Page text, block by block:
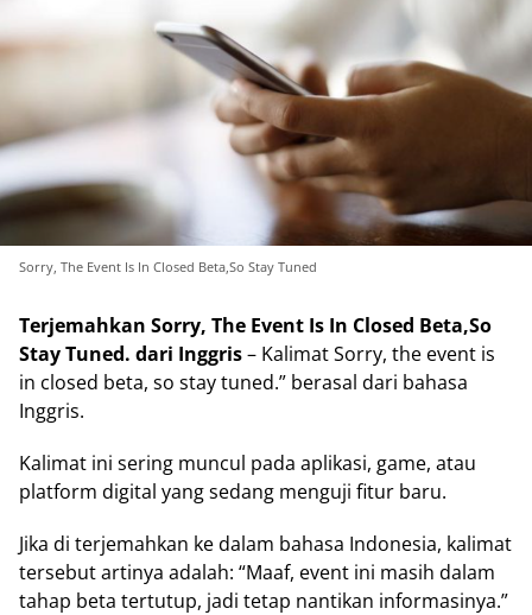
Sorry, The Event Is In Closed Beta,So Stay Tuned
Terjemahkan Sorry, The Event Is In Closed Beta,So
Stay Tuned. dari Inggris– Kalimat Sorry, the event is
in closed beta, so stay tuned.” berasal dari bahasa
Inggris.
Kalimat ini sering muncul pada aplikasi, game, atau
platform digital yang sedang menguji fitur baru.
Jika di terjemahkan ke dalam bahasa Indonesia, kalimat
tersebut artinya adalah: “Maaf, event ini masih dalam
tahap beta tertutup, jadi tetap nantikan informasinya.”